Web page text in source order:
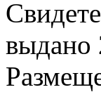
выдано